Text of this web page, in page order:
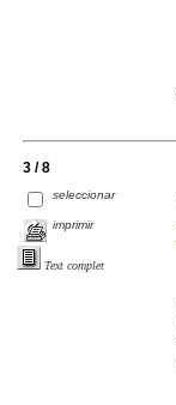
3 / 8
seleccionar
imprimir
Text complet